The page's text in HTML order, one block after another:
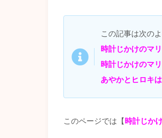
この記事は次の
時計じかけのマ
時計じかけのマ
あやかとヒロキ
このページでは【時計じか